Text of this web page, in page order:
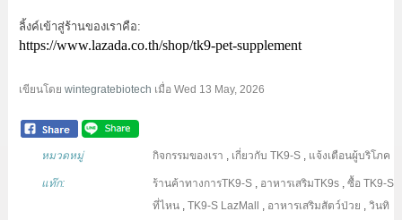
ลิ้งค์เข้าสู่ร้านของเราคือ:
https://www.lazada.co.th/shop/tk9-pet-supplement
เขียนโดย wintegratebiotech เมื่อ Wed 13 May, 2026
หมวดหมู่ กิจกรรมของเรา เกี่ยวกับ TK9-S แจ้งเตือนผู้บริโภค
แท๊ก: ร้านค้าทางการTK9-S อาหารเสริมTK9s ,ซื้อ TK9-S
ที่ไหน ,TK9-S LazMall อาหารเสริมสัตว์ป่วย ,วินทิ